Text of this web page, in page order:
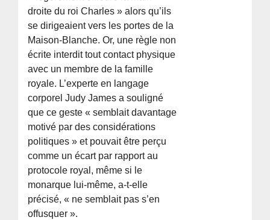
droite du roi Charles » alors qu’ils
se dirigeaient vers les portes de la
Maison-Blanche. Or, une règle non
écrite interdit tout contact physique
avec un membre de la famille
royale. L’experte en langage
corporel Judy James a souligné
que ce geste « semblait davantage
motivé par des considérations
politiques » et pouvait être perçu
comme un écart par rapport au
protocole royal, même si le
monarque lui-même, a-t-elle
précisé, « ne semblait pas s’en
offusquer ».